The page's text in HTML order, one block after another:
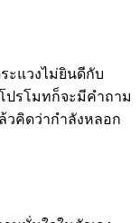
ะแวงไม่ยินดีกับ
ปรโมทก็จะมีคำถาม
ล้วคิดว่ากำลังหลอก